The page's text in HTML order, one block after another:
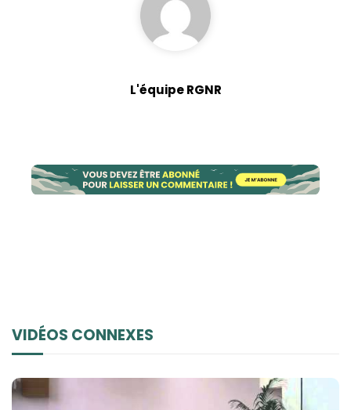
L'équipe RGNR
VIDÉOS CONNEXES
améliorer la
fonctionnalité
et la structure
de la façon
Experience
disparaîtront
du site Web.